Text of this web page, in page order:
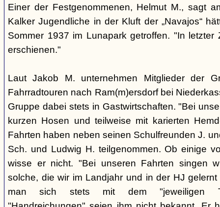
Einer der Festgenommenen, Helmut M., sagt
Kalker Jugendliche in der Kluft der „Navajos“
Sommer 1937 im Lunapark getroffen. "In
erschienen."
Laut Jakob M. unternehmen Mitglieder der
Fahrradtouren nach Ram(m)ersdorf bei
Gruppe dabei stets in Gastwirtschaften. "Bei
kurzen Hosen und teilweise mit karierten
Fahrten haben neben seinen Schulfreunden J.
Sch. und Ludwig H. teilgenommen. Ob einige
wisse er nicht. "Bei unseren Fahrten singen
solche, die wir im Landjahr und in der HJ
man sich stets mit dem "jeweiligen